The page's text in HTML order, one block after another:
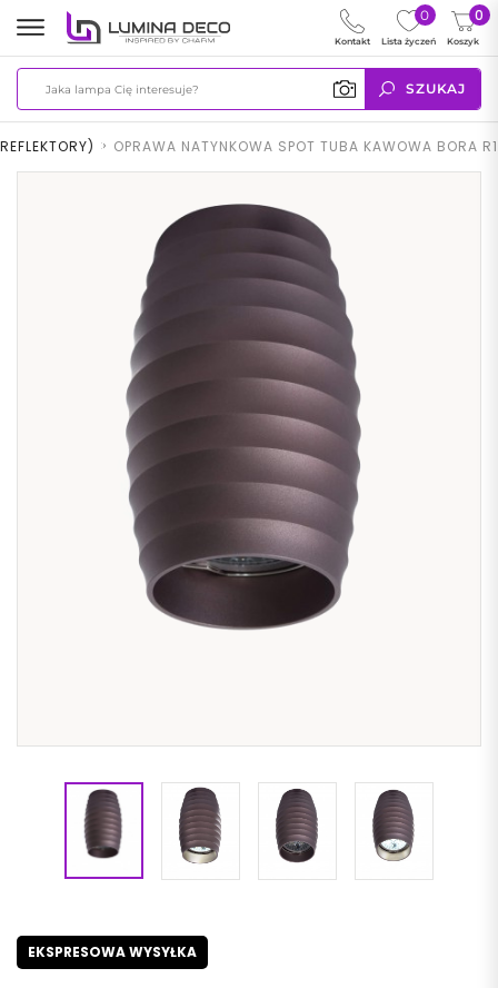
SZUKAJ
0
Koszyk
0
Lista życzeń
Kontakt
> OPRAWA NATYNKOWA SPOT TUBA KAWOWA BORA R1
EKSPRESOWA WYSYŁKA